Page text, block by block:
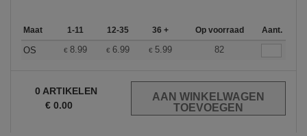
Maat 1-11 12-35 36 + Op voorraad Aant.
OS € 8.99 € 6.99 € 5.99 82
0 ARTIKELEN
€ 0.00